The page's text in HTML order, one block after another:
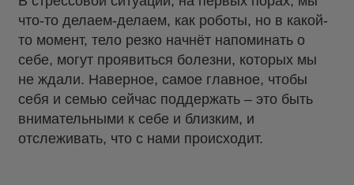
что-то делаем-делаем, как роботы, но в какой-
то момент, тело резко начнёт напоминать о
себе, могут проявиться болезни, которых мы
не ждали. Наверное, самое главное, чтобы
себя и семью сейчас поддержать – это быть
внимательными к себе и близким, и
отслеживать, что с нами происходит.